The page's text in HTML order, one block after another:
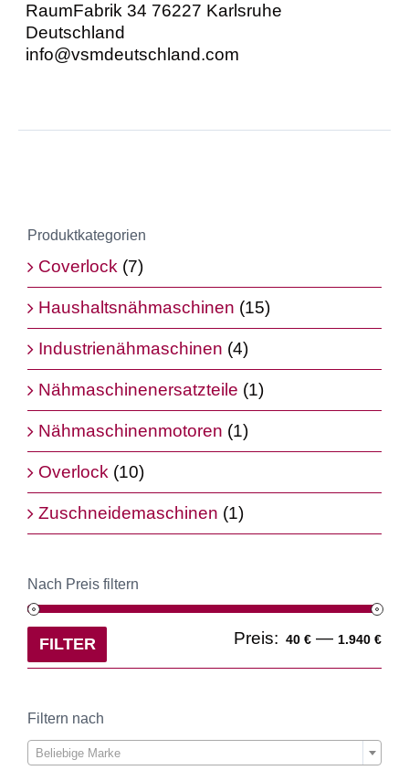
RaumFabrik 34 76227 Karlsruhe
Deutschland
info@vsmdeutschland.com
Produktkategorien
Coverlock (7)
Haushaltsnähmaschinen (15)
Industrienähmaschinen (4)
Nähmaschinenersatzteile (1)
Nähmaschinenmotoren (1)
Overlock (10)
Zuschneidemaschinen (1)
Nach Preis filtern
FILTER Preis: 40 € — 1.940 €
Filtern nach
Beliebige Marke